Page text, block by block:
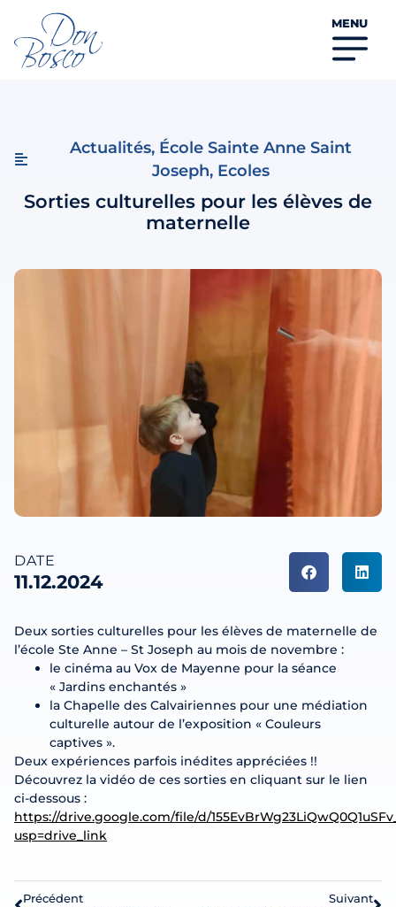
MENU
Actualités, École Sainte Anne Saint
Joseph, Ecoles
Sorties culturelles pour les élèves de
maternelle
DATE
11.12.2024
Deux sorties culturelles pour les élèves de maternelle de
l’école Ste Anne – St Joseph au mois de novembre :
le cinéma au Vox de Mayenne pour la séance
« Jardins enchantés »
la Chapelle des Calvairiennes pour une médiation
culturelle autour de l’exposition « Couleurs
captives ».
Deux expériences parfois inédites appréciées !!
Découvrez la vidéo de ces sorties en cliquant sur le lien
ci-dessous :
https://drive.google.com/file/d/
usp=drive_link
Précédent Suivant